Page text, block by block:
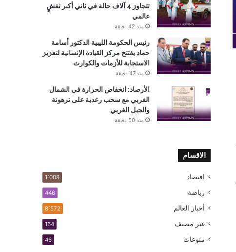
تتجاوز 4 آلاف حالة في ثاني أكبر تفشٍ
عالمي
منذ 42 دقيقة
رئيس الحكومة الليبية الدكتور أسامة
حماد يفتتح مركز القيادة الإنسانية لتعزيز
الاستجابة للأزمات والكوارث
منذ 47 دقيقة
الأرصاد: انخفاض الحرارة في الشمال
الغربي مع سحب رعدية على ترهونة
والجبل الغربي
منذ 50 دقيقة
الاقسام
اقتصاد 1٬008
رياضة 446
أخبار العالم 8٬572
غير مصنف 164
منوعات 46